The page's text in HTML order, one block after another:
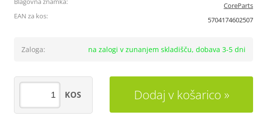
CoreParts
EAN za kos:
5704174602507
Zaloga: na zalogi v zunanjem skladišču, dobava 3-5 dni
Dodaj v košarico
KOS